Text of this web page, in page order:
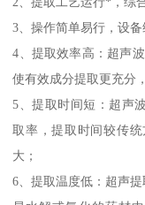
3、操作简单易行，设备
4、提取效率高：超声
使有效成分提取更充分
5、提取时间短：超声
取率，提取时间较传
大；
6、提取温度低：超声